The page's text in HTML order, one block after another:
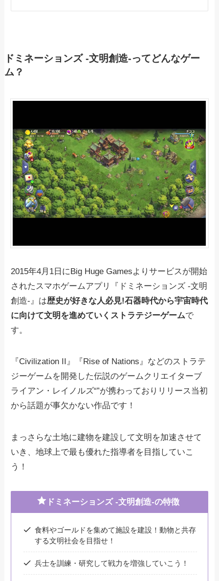
ドミネーションズ -文明創造-ってどんなゲー
ム？
2015年4月1日にBig Huge Gamesよりサービスが開始
されたスマホゲームアプリ『ドミネーションズ -文明
創造-』は歴史が好きな人必見!石器時代から宇宙時代
に向けて文明を進めていくストラテジーゲームで
す。
『Civilization II』『Rise of Nations』などのストラテ
ジーゲームを開発した伝説のゲームクリエイターブ
ライアン・レイノルズ“”が携わっておりリリース当初
から話題が事欠かない作品です！
まっさらな土地に建物を建設して文明を加速させて
いき、地球上で最も優れた指導者を目指していこ
う！
ドミネーションズ -文明創造-の特徴
食料やゴールドを集めて施設を建設！動物と共存
する文明社会を目指せ！
兵士を訓練・研究して戦力を増強していこう！